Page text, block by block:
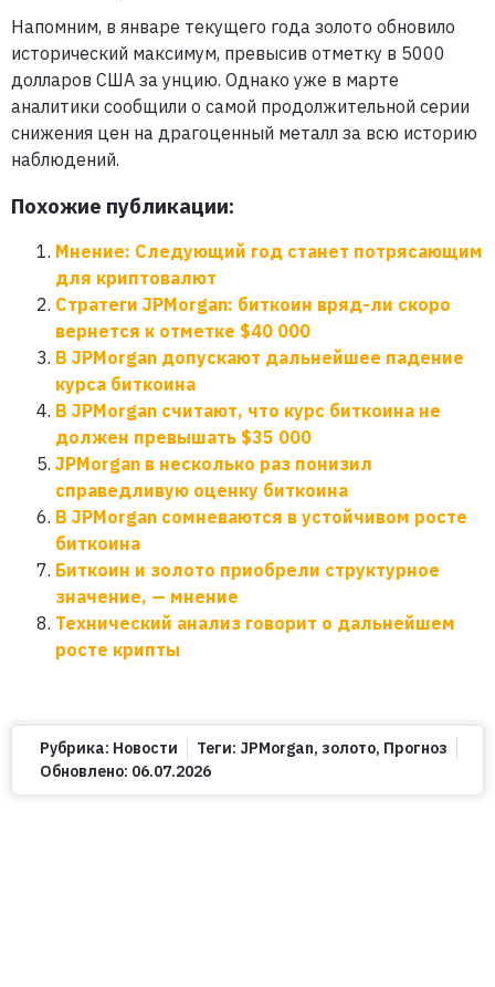
Напомним, в январе текущего года золото обновило
исторический максимум, превысив отметку в 5000
долларов США за унцию. Однако уже в марте
аналитики сообщили о самой продолжительной серии
снижения цен на драгоценный металл за всю историю
наблюдений.
Похожие публикации:
Мнение: Следующий год станет потрясающим
для криптовалют
Стратеги JPMorgan: биткоин вряд-ли скоро
вернется к отметке $40 000
В JPMorgan допускают дальнейшее падение
курса биткоина
В JPMorgan считают, что курс биткоина не
должен превышать $35 000
JPMorgan в несколько раз понизил
справедливую оценку биткоина
В JPMorgan сомневаются в устойчивом росте
биткоина
Биткоин и золото приобрели структурное
значение, — мнение
Технический анализ говорит о дальнейшем
росте крипты
Рубрика: Новости Теги: JPMorgan, золото, Прогноз
Обновлено: 06.07.2026